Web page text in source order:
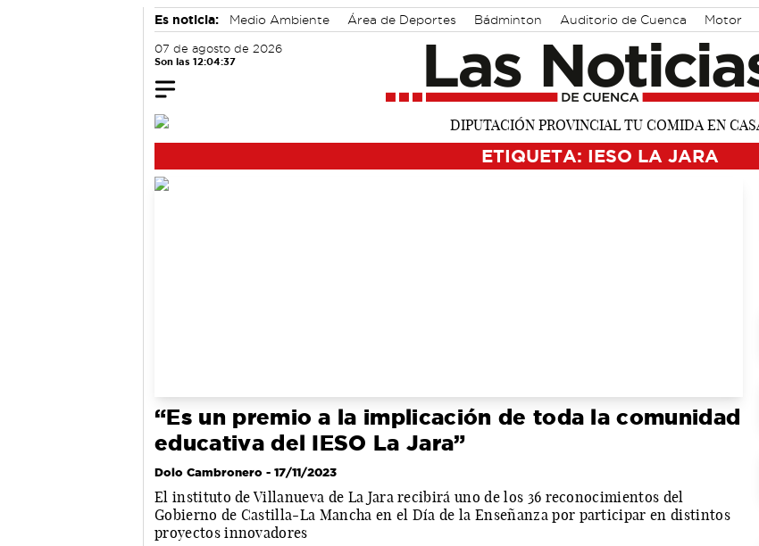
Es noticia: Medio Ambiente Área de Deportes Bádminton Auditorio de Cuenca Motor
07 de agosto de 2026
Son las 12:04:38
ETIQUETA: IESO LA JARA
“Es un premio a la implicación de toda la comunidad
educativa del IESO La Jara”
Dolo Cambronero - 17/11/2023
El instituto de Villanueva de La Jara recibirá uno de los 36 reconocimientos del
Gobierno de Castilla-La Mancha en el Día de la Enseñanza por participar en distintos
proyectos innovadores